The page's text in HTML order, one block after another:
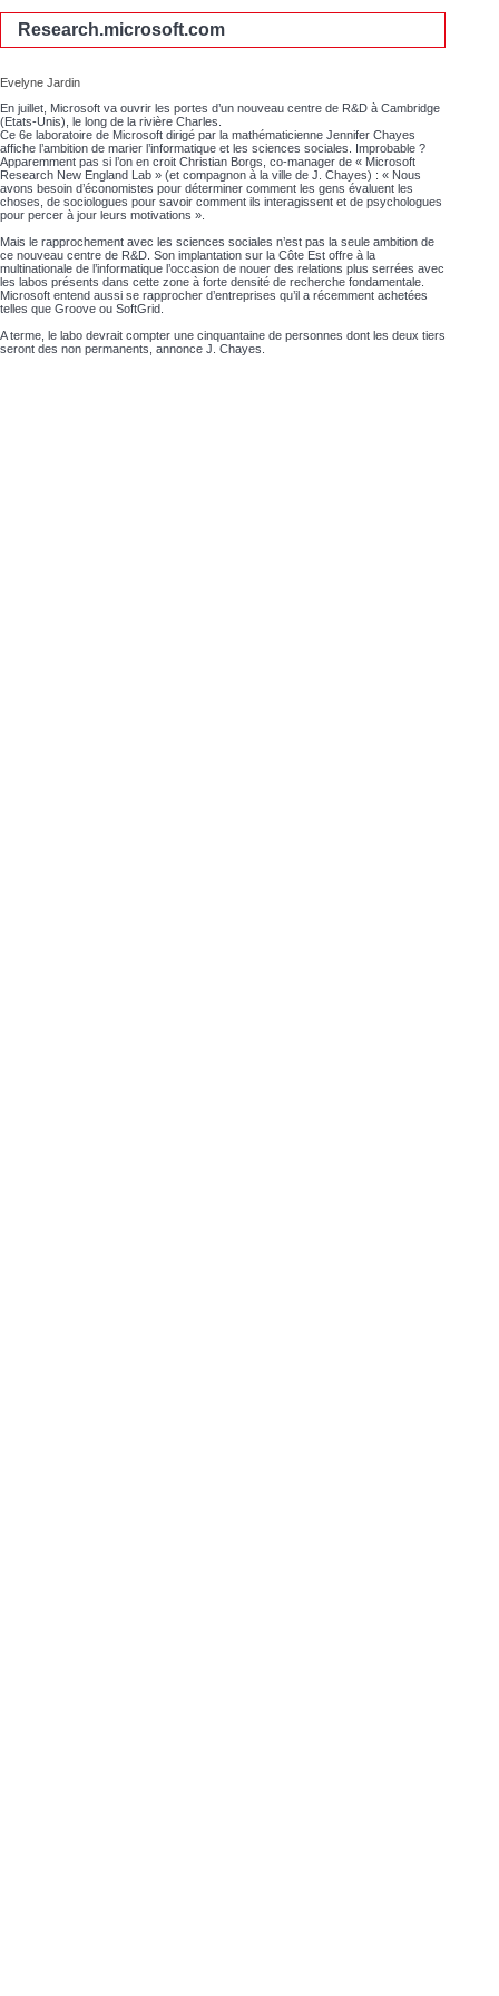
Research.microsoft.com
Evelyne Jardin
En juillet, Microsoft va ouvrir les portes d’un nouveau centre de R&D à Cambridge
(Etats-Unis), le long de la rivière Charles.
Ce 6e laboratoire de Microsoft dirigé par la mathématicienne Jennifer Chayes
affiche l’ambition de marier l’informatique et les sciences sociales. Improbable ?
Apparemment pas si l’on en croit Christian Borgs, co-manager de « Microsoft
Research New England Lab » (et compagnon à la ville de J. Chayes) : « Nous
avons besoin d’économistes pour déterminer comment les gens évaluent les
choses, de sociologues pour savoir comment ils interagissent et de psychologues
pour percer à jour leurs motivations ».
Mais le rapprochement avec les sciences sociales n’est pas la seule ambition de
ce nouveau centre de R&D. Son implantation sur la Côte Est offre à la
multinationale de l’informatique l’occasion de nouer des relations plus serrées avec
les labos présents dans cette zone à forte densité de recherche fondamentale.
Microsoft entend aussi se rapprocher d’entreprises qu’il a récemment achetées
telles que Groove ou SoftGrid.
A terme, le labo devrait compter une cinquantaine de personnes dont les deux tiers
seront des non permanents, annonce J. Chayes.